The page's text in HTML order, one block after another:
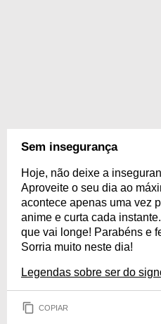
Sem insegurança
Hoje, não deixe a
Aproveite o seu dia ao
acontece apenas uma vez
anime e curta cada
que vai longe! Parabéns e
Sorria muito neste dia!
Legendas sobre ser do
COPIAR